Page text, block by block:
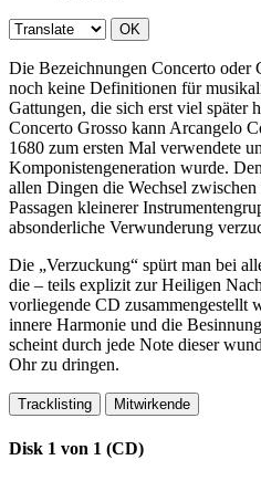
OK
Die Bezeichnungen Concerto oder
noch keine Definitionen für
Gattungen, die sich erst viel später
Concerto Grosso kann Arcangelo
1680 zum ersten Mal verwendete
Komponistengeneration wurde.
allen Dingen die Wechsel
Passagen kleinerer
absonderliche Verwunderung
Die „Verzuckung“ spürt man bei
die – teils explizit zur Heiligen
vorliegende CD zusammengestellt
innere Harmonie und die
scheint durch jede Note dieser
Ohr zu dringen.
Tracklisting Mitwirkende
Disk 1 von 1 (CD)